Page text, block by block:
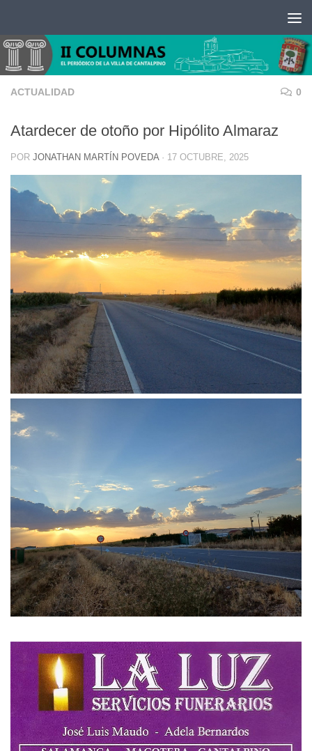
ACTUALIDAD 0
Atardecer de otoño por Hipólito Almaraz
POR JONATHAN MARTÍN POVEDA · 17 OCTUBRE, 2025